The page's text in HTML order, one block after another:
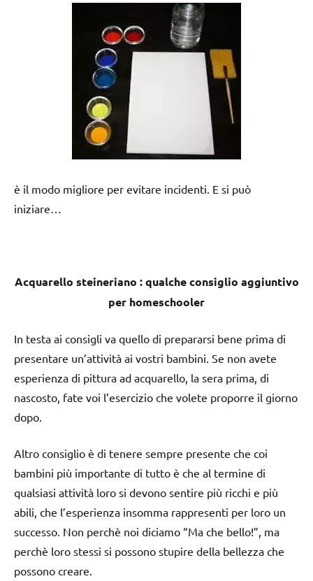
è il modo migliore per evitare incidenti. E si può
iniziare…
Acquarello steineriano : qualche consiglio aggiuntivo
per homeschooler
In testa ai consigli va quello di prepararsi bene prima di
presentare un’attività ai vostri bambini. Se non avete
esperienza di pittura ad acquarello, la sera prima, di
nascosto, fate voi l’esercizio che volete proporre il giorno
dopo.
Altro consiglio è di tenere sempre presente che coi
bambini più importante di tutto è che al termine di
qualsiasi attività loro si devono sentire più ricchi e più
abili, che l’esperienza insomma rappresenti per loro un
successo. Non perchè noi diciamo “Ma che bello!”, ma
perchè loro stessi si possono stupire della bellezza che
possono creare.